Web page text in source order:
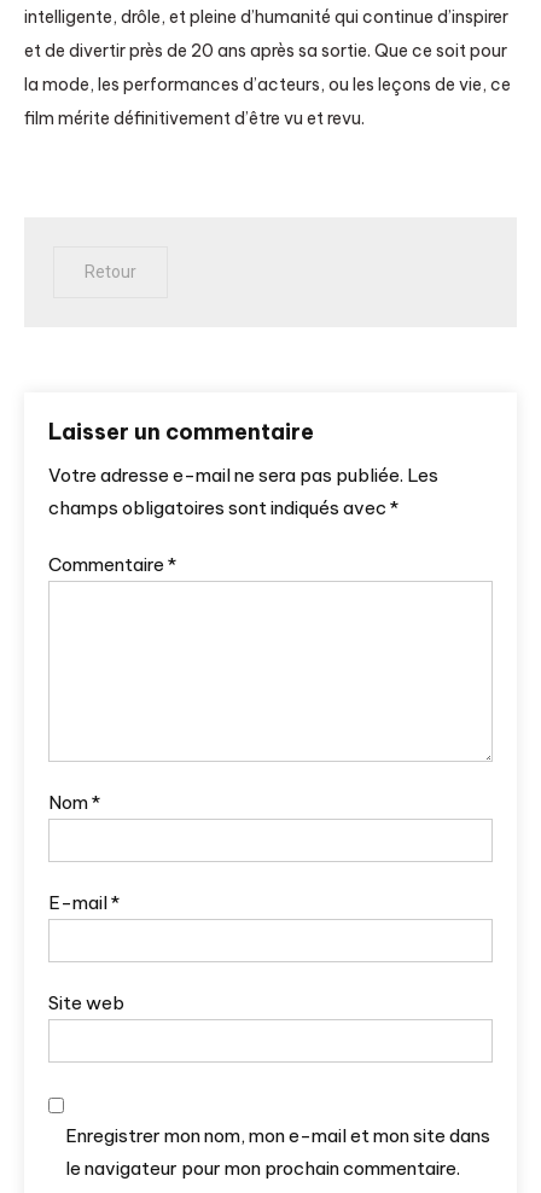
intelligente, drôle, et pleine d’humanité qui continue d’inspirer
et de divertir près de 20 ans après sa sortie. Que ce soit pour
la mode, les performances d’acteurs, ou les leçons de vie, ce
film mérite définitivement d’être vu et revu.
Laisser un commentaire
Votre adresse e-mail ne sera pas publiée. Les
champs obligatoires sont indiqués avec *
Commentaire *
Nom*
E-mail*
Site web
Enregistrer mon nom, mon e-mail et mon site dans
le navigateur pour mon prochain commentaire.